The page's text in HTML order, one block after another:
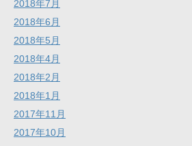
2018年7月
2018年6月
2018年5月
2018年4月
2018年2月
2018年1月
2017年11月
2017年10月